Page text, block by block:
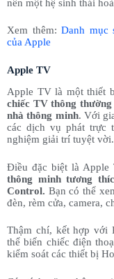
nên một hệ sinh thái
Xem thêm: Danh mục
của Apple
Apple TV
Apple TV là một thiết
chiếc TV thông
nhà thông minh. Với
các dịch vụ phát trực
nghiệm giải trí tuyệt vời.
Điều đặc biệt là Apple
thông minh tương
Control. Bạn có thể
đèn, rèm cửa, camera,
Thậm chí, kết hợp với
thể biến chiếc điện
kiểm soát các thiết bị